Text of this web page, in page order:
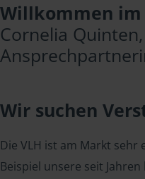
Willkommen im
Cornelia
Wir suchen
Die VLH ist am Markt sehr
Beispiel unsere seit